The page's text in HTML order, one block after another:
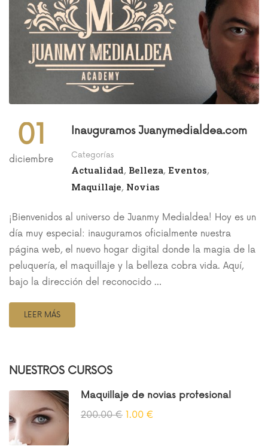
01
diciembre
Inauguramos Juanymedialdea.com
Categorías
Actualidad, Belleza, Eventos,
Maquillaje, Novias
¡Bienvenidos al universo de Juanmy Medialdea! Hoy es un
día muy especial: inauguramos oficialmente nuestra
página web, el nuevo hogar digital donde la magia de la
peluquería, el maquillaje y la belleza cobra vida. Aquí,
bajo la dirección del reconocido …
LEER MÁS
NUESTROS CURSOS
Maquillaje de novias profesional
200.00 € 1.00 €